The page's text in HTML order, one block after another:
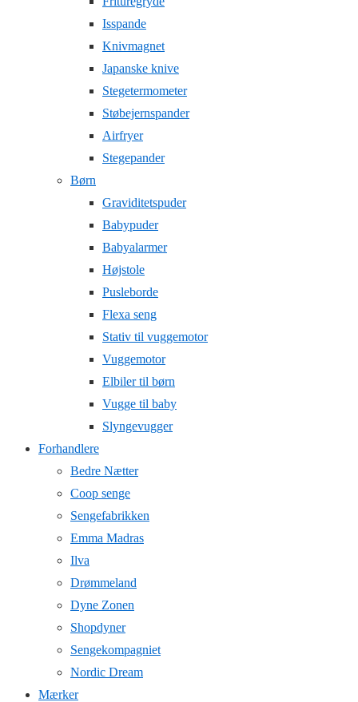
Isspande
Knivmagnet
Japanske knive
Stegetermometer
Støbejernspander
Airfryer
Stegepander
Børn
Graviditetspuder
Babypuder
Babyalarmer
Højstole
Pusleborde
Flexa seng
Stativ til vuggemotor
Vuggemotor
Elbiler til børn
Vugge til baby
Slyngevugger
Forhandlere
Bedre Nætter
Coop senge
Sengefabrikken
Emma Madras
Ilva
Drømmeland
Dyne Zonen
Shopdyner
Sengekompagniet
Nordic Dream
Mærker